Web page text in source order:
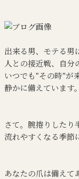
出来る男、モテる男
人との接近戦、自分
いつでも"その時"が
静かに備えています。
さて。腕捲りしたり
流れやすくなる季節
あなたの爪は備えて